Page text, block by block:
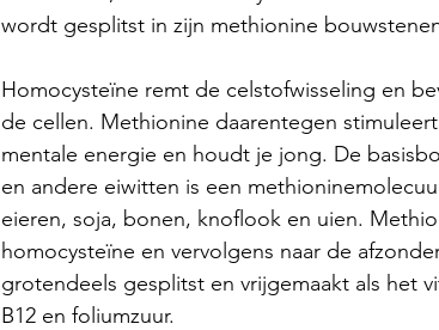
wordt gesplitst in zijn methionine
Homocysteïne remt de celstofwisseling en
de cellen. Methionine daarentegen
mentale energie en houdt je jong. De
en andere eiwitten is een
eieren, soja, bonen, knoflook en uien.
homocysteïne en vervolgens naar de
grotendeels gesplitst en vrijgemaakt als het
B12 en foliumzuur.